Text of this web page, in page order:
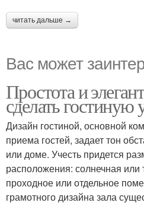
читать дальше →
Вас может
Простота и
сделать
Дизайн гостиной, основной
приема гостей, задает тон
или доме. Учесть придется
расположения: солнечная или
проходное или отдельное
грамотного дизайна зала